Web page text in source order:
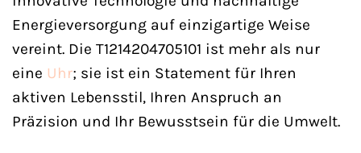
Energieversorgung auf einzigartige Weise
vereint. Die T1214204705101 ist mehr als nur
eine Uhr; sie ist ein Statement für Ihren
aktiven Lebensstil, Ihren Anspruch an
Präzision und Ihr Bewusstsein für die Umwelt.